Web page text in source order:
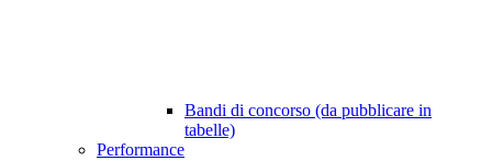
Bandi di concorso (da pubblicare in
tabelle)
Performance